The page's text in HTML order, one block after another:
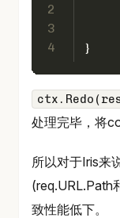
2
3
4
}
处理完毕，将
所以对于Iris来
(req.URL.Path
致性能低下。